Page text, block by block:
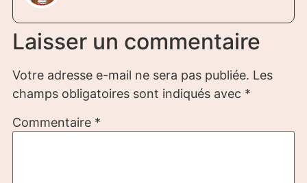
Laisser un commentaire
Votre adresse e-mail ne sera pas publiée. Les
champs obligatoires sont indiqués avec *
Commentaire *